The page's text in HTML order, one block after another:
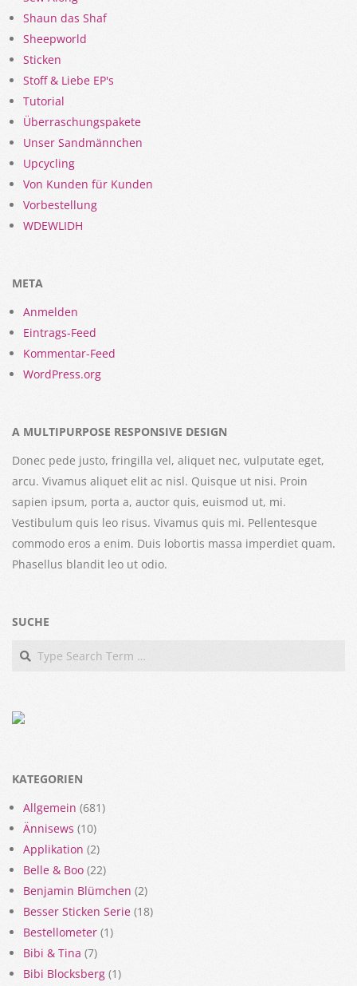
Shaun das Shaf
Sheepworld
Sticken
Stoff & Liebe EP's
Tutorial
Überraschungspakete
Unser Sandmännchen
Upcycling
Von Kunden für Kunden
Vorbestellung
WDEWLIDH
META
Anmelden
Eintrags-Feed
Kommentar-Feed
WordPress.org
A MULTIPURPOSE RESPONSIVE DESIGN
Donec pede justo, fringilla vel, aliquet nec, vulputate eget,
arcu. Vivamus aliquet elit ac nisl. Quisque ut nisi. Proin
sapien ipsum, porta a, auctor quis, euismod ut, mi.
Vestibulum quis leo risus. Vivamus quis mi. Pellentesque
commodo eros a enim. Duis lobortis massa imperdiet quam.
Phasellus blandit leo ut odio.
SUCHE
Search
KATEGORIEN
Allgemein (681)
Ännisews (10)
Applikation (2)
Belle & Boo (22)
Benjamin Blümchen (2)
Besser Sticken Serie (18)
Bestellometer (1)
Bibi & Tina (7)
Bibi Blocksberg (1)